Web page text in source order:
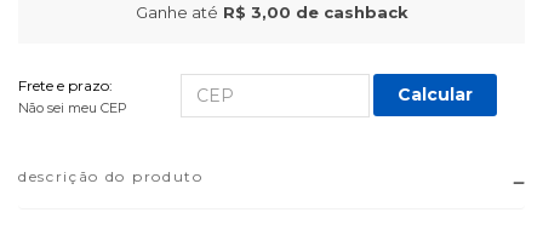
Ganhe até R$ 3,00 de cashback
Frete e prazo:
Não sei meu CEP
Calcular
descrição do produto